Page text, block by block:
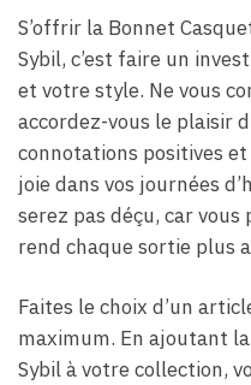
S’offrir la Bonnet
Sybil, c’est faire un
et votre style. Ne vous
accordez-vous le plaisir
connotations positives
joie dans vos journées
serez pas déçu, car
rend chaque sortie plus
Faites le choix d’un
maximum. En ajoutant
Sybil à votre collection,